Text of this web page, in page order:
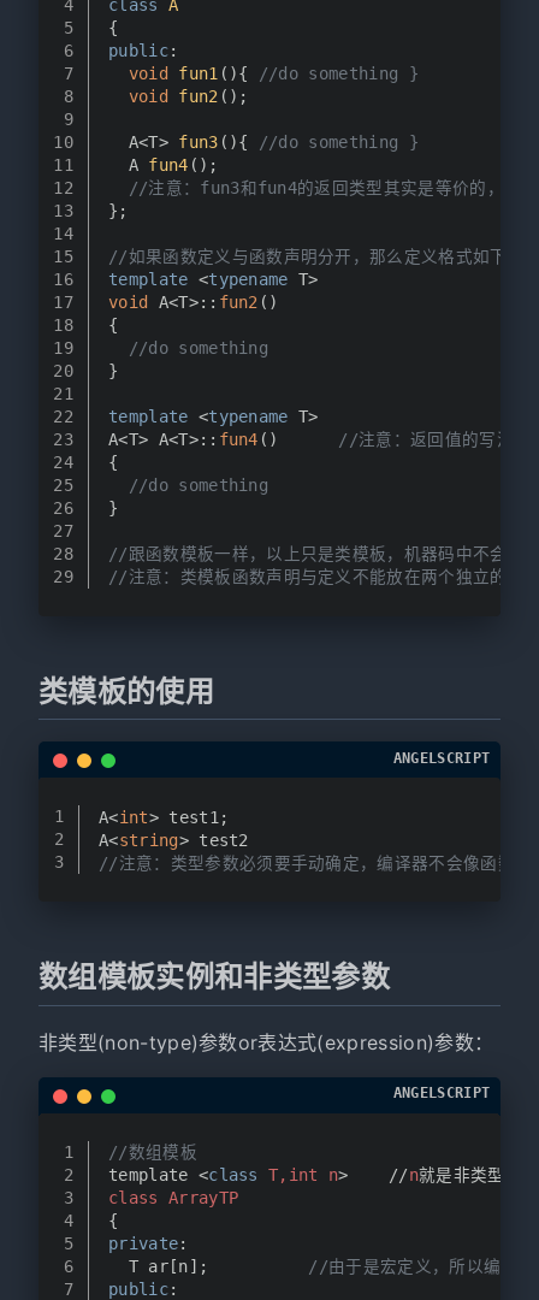
4
5
6
7
8
9
10
11
12
13
14
15
16
17
18
19
20
21
22
23
24
25
26
27
28
29
class
A
{
public:
void
fun1 (){
//do something }
void
fun2 () ;
A<T> fun3 (){
//do something }
A fun4 () ;
//注意：fun3和fun4的返回类型其实是等价的，没有
};
//如果函数定义与函数声明分开，那么定义格式如下：
template <typename T>
void
A<T>:: fun2 ()
{
//do something
}
template <typename T>
A<T> A<T>:: fun4 ()
//注意：返回值的写法与
{
//do something
}
//跟函数模板一样，以上只是类模板，机器码中不会包
//注意：类模板函数声明与定义不能放在两个独立的文
类模板的使用
1
2
3
A<int> test1;
A<string> test2
//注意：类型参数必须要手动确定，编译器不会像函数模
ANGELSCRIPT
数组模板实例和非类型参数
非类型(non-type)参数or表达式(expression)参数：
1
2
3
4
5
6
7
//数组模板
template <class T, int n>    //n就是非类型参
class
ArrayTP
{
private:
  T ar[n];
//由于是宏定义，所以编译时
public:
ANGELSCRIPT